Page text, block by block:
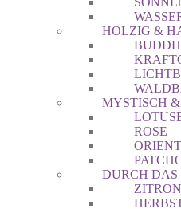
HOLZIG &
MYSTISCH
ROSE
DURCH DAS